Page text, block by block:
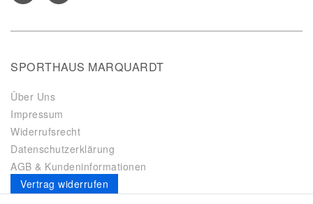
SPORTHAUS MARQUARDT
Über Uns
Impressum
Widerrufsrecht
Datenschutzerklärung
AGB & Kundeninformationen
Vertrag widerrufen